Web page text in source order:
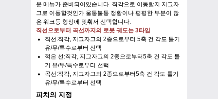
운 메뉴가 준비되어있습니다. 직각으로 이동할지 지그자
그로 이동할것인가 울퉁불퉁 정황이나 평평한 부분이 많
은 워크등 형상에 맞춰서 선택합니다.
직선으로부터 곡선까지의 로봇 궤도는 3타입
직선:직각, 지그자그의 2종으로부터 5축 건 각도 틀기
유/무/특수로부터 선택
꺽은 선:직각, 지그자그의 2종으로부터5축 건 각도 틀
기 유/무/특수로부터 선택
곡선:직각, 지그자그의 2종으로부터5축 건 각도 틀기
유/무/특수로부터 선택
피치의 지정